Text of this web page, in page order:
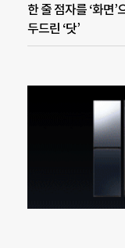
한 줄 점자를 ‘화면
두드린 ‘닷’